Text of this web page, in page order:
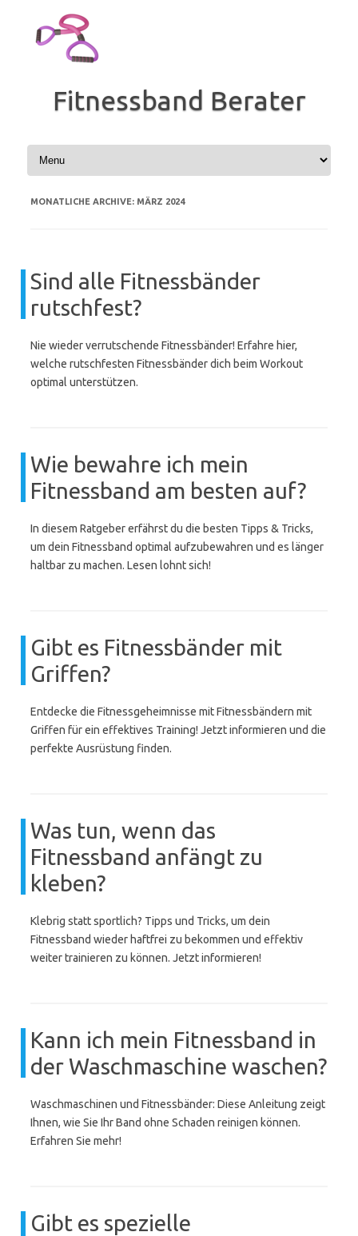
springen
Fitnessband Berater
MONATLICHE ARCHIVE: MÄRZ 2024
Sind alle Fitnessbänder
rutschfest?
Nie wieder verrutschende Fitnessbänder! Erfahre hier,
welche rutschfesten Fitnessbänder dich beim Workout
optimal unterstützen.
Wie bewahre ich mein
Fitnessband am besten auf?
In diesem Ratgeber erfährst du die besten Tipps & Tricks,
um dein Fitnessband optimal aufzubewahren und es länger
haltbar zu machen. Lesen lohnt sich!
Gibt es Fitnessbänder mit
Griffen?
Entdecke die Fitnessgeheimnisse mit Fitnessbändern mit
Griffen für ein effektives Training! Jetzt informieren und die
perfekte Ausrüstung finden.
Was tun, wenn das
Fitnessband anfängt zu
kleben?
Klebrig statt sportlich? Tipps und Tricks, um dein
Fitnessband wieder haftfrei zu bekommen und effektiv
weiter trainieren zu können. Jetzt informieren!
Kann ich mein Fitnessband in
der Waschmaschine waschen?
Waschmaschinen und Fitnessbänder: Diese Anleitung zeigt
Ihnen, wie Sie Ihr Band ohne Schaden reinigen können.
Erfahren Sie mehr!
Gibt es spezielle